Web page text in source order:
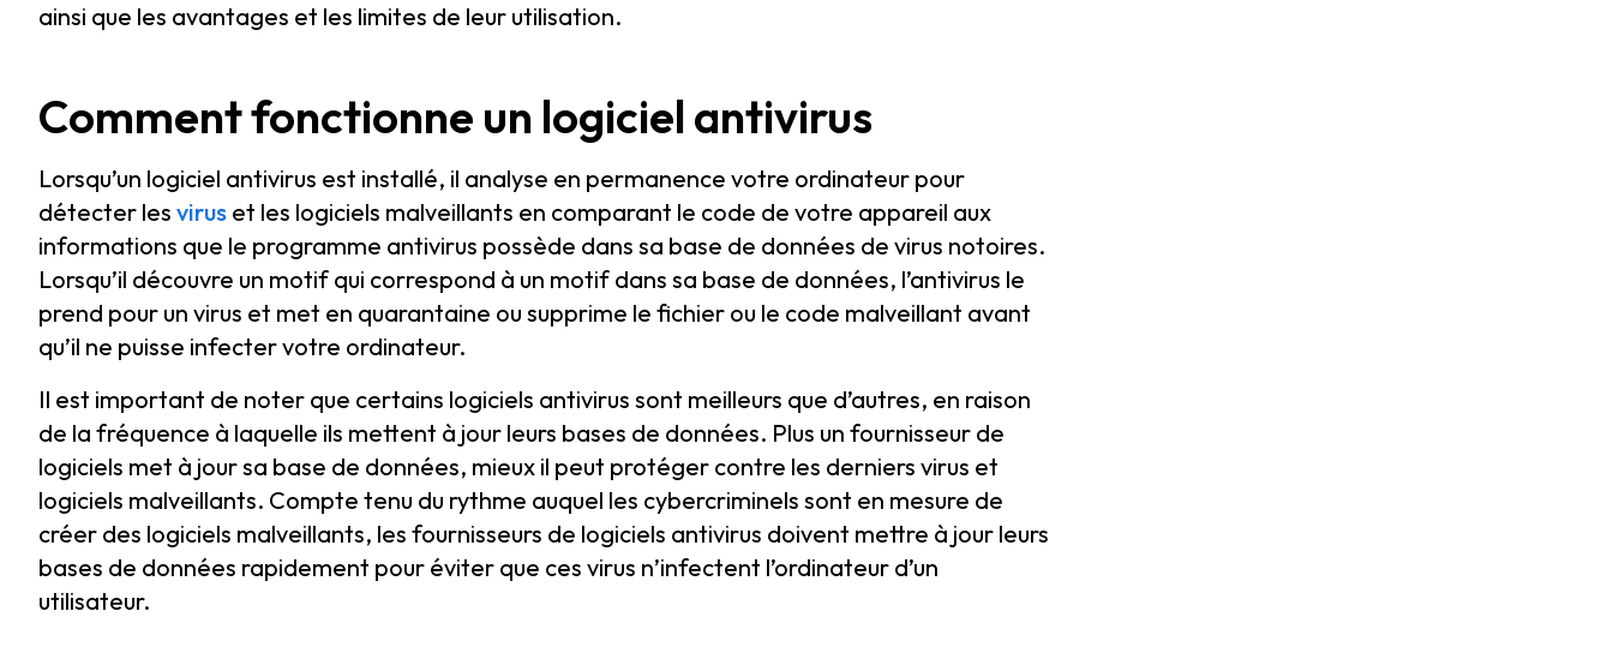
ainsi que les avantages et les limites de leur utilisation.
Comment fonctionne un logiciel antivirus
Lorsqu’un logiciel antivirus est installé, il analyse en permanence votre ordinateur pour
détecter les virus et les logiciels malveillants en comparant le code de votre appareil aux
informations que le programme antivirus possède dans sa base de données de virus notoires.
Lorsqu’il découvre un motif qui correspond à un motif dans sa base de données, l’antivirus le
prend pour un virus et met en quarantaine ou supprime le fichier ou le code malveillant avant
qu’il ne puisse infecter votre ordinateur.
Il est important de noter que certains logiciels antivirus sont meilleurs que d’autres, en raison
de la fréquence à laquelle ils mettent à jour leurs bases de données. Plus un fournisseur de
logiciels met à jour sa base de données, mieux il peut protéger contre les derniers virus et
logiciels malveillants. Compte tenu du rythme auquel les cybercriminels sont en mesure de
créer des logiciels malveillants, les fournisseurs de logiciels antivirus doivent mettre à jour leurs
bases de données rapidement pour éviter que ces virus n’infectent l’ordinateur d’un
utilisateur.